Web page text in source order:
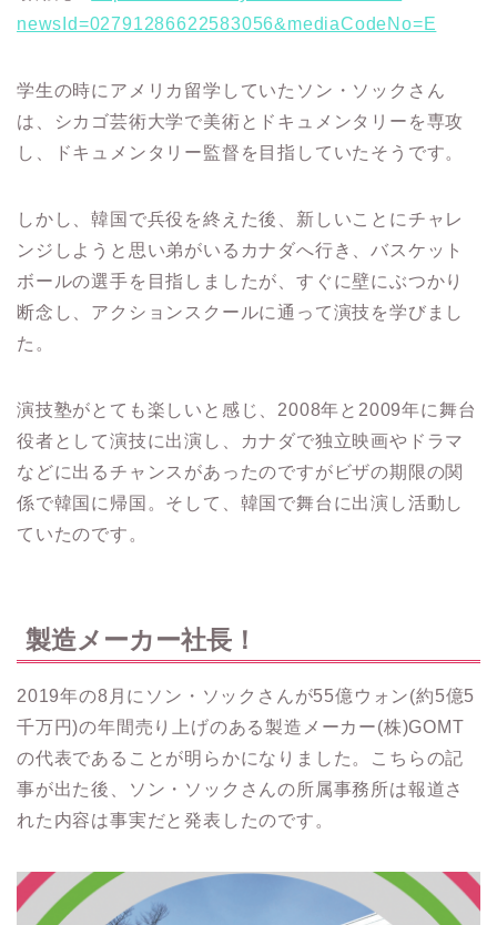
newsId=02791286622583056&mediaCodeNo=E
学生の時にアメリカ留学していたソン・ソックさん
は、シカゴ芸術大学で美術とドキュメンタリーを専攻
し、ドキュメンタリー監督を目指していたそうです。
しかし、韓国で兵役を終えた後、新しいことにチャレ
ンジしようと思い弟がいるカナダへ行き、バスケット
ボールの選手を目指しましたが、すぐに壁にぶつかり
断念し、アクションスクールに通って演技を学びまし
た。
演技塾がとても楽しいと感じ、2008年と2009年に舞台
役者として演技に出演し、カナダで独立映画やドラマ
などに出るチャンスがあったのですがビザの期限の関
係で韓国に帰国。 そして、韓国で舞台に出演し活動し
ていたのです。
製造メーカー社長！
2019年の8月にソン・ソックさんが55億ウォン(約5億5
千万円)の年間売り上げのある製造メーカー(株)GOMT
の代表であることが明らかになりました。
こちらの記
事が出た後、ソン・ソックさんの所属事務所は報道さ
れた内容は事実だと発表したのです。